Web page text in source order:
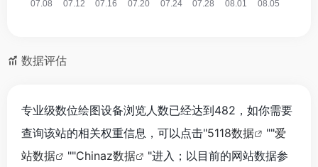
数据评估
专业级数位绘图设备浏览人数已经达到482，如你需要
查询该站的相关权重信息，可以点击"5118数据 ""爱
站数据
""Chinaz数据
"进入；以目前的网站数据参